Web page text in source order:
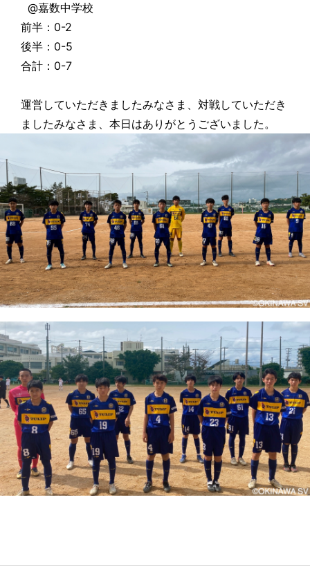
@嘉数中学校
前半：0-2
後半：0-5
合計：0-7
運営していただきましたみなさま、対戦していただき
ましたみなさま、本日はありがとうございました。